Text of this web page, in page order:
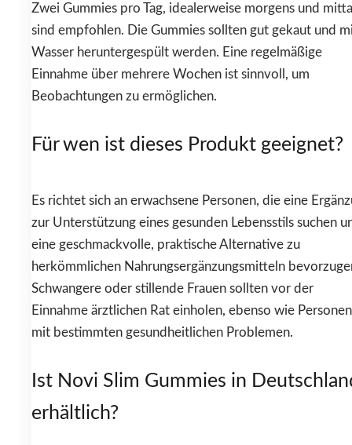
Zwei Gummies pro Tag, idealerweise morgens und
sind empfohlen. Die Gummies sollten gut gekaut und
Wasser heruntergespült werden. Eine regelmäßige
Einnahme über mehrere Wochen ist sinnvoll, um
Beobachtungen zu ermöglichen.
Für wen ist dieses Produkt geeignet?
Es richtet sich an erwachsene Personen, die eine
zur Unterstützung eines gesunden Lebensstils suchen
eine geschmackvolle, praktische Alternative zu
herkömmlichen Nahrungsergänzungsmitteln
Schwangere oder stillende Frauen sollten vor der
Einnahme ärztlichen Rat einholen, ebenso wie Personen
mit bestimmten gesundheitlichen Problemen.
Ist Novi Slim Gummies in
erhältlich?